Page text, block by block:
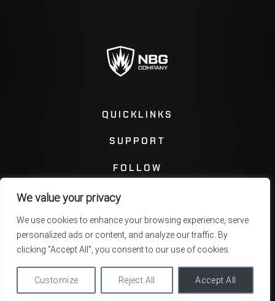
We value your privacy
We use cookies to enhance your browsing experience, serve
personalized ads or content, and analyze our traffic. By
clicking "Accept All", you consent to our use of cookies.
Customize Reject All Accept All
QUICKLINKS
SUPPORT
FOLLOW
Instagram